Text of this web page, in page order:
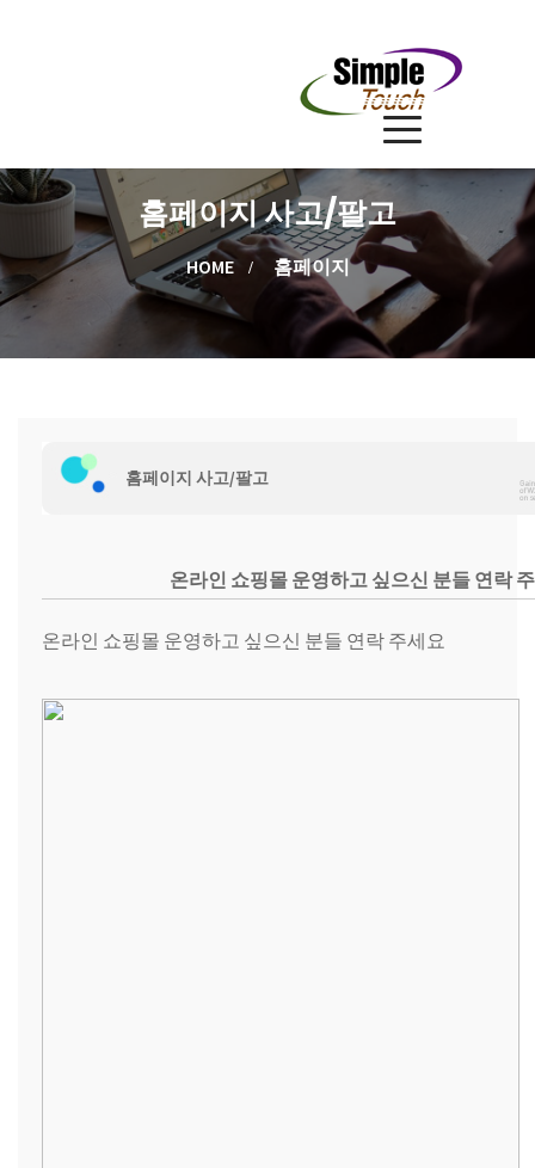
홈페이지 사고/팔고
HOME 홈페이지
홈페이지 사고/팔고
온라인 쇼핑몰 운영하고 싶으신 분들 연락
온라인 쇼핑몰 운영하고 싶으신 분들 연락 주세요